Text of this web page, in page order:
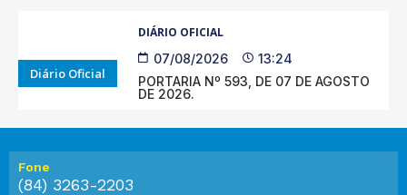
Diário Oficial
DIÁRIO OFICIAL
07/08/2026
13:24
PORTARIA Nº 593, DE 07 DE AGOSTO
DE 2026.
Fone
(84) 3263-2203